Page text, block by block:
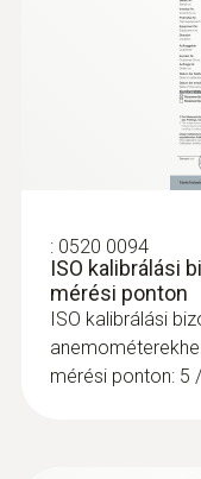
: 0520 0094
ISO kalibrálási
mérési ponton
ISO kalibrálási
mérési ponton: 5